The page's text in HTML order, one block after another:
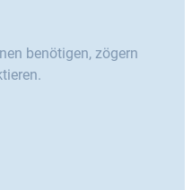
benötigen, zögern